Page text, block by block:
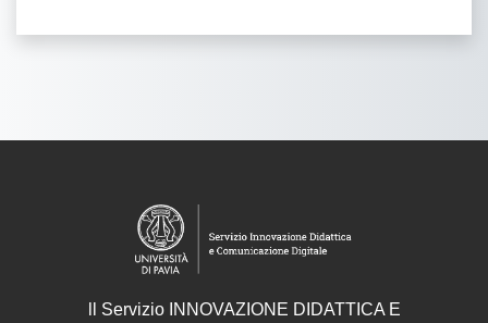
Servizio INNOVAZIONE DIDATTICA E